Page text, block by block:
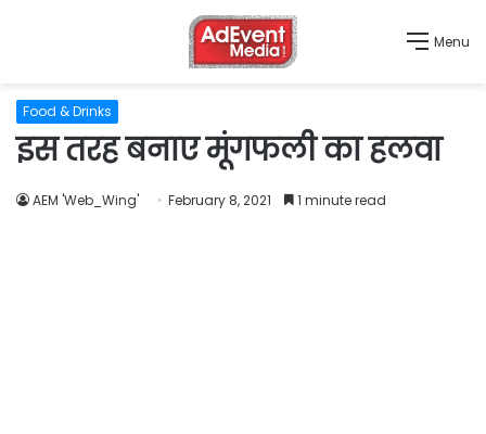
Menu
Food & Drinks
इस तरह बनाए मूंगफली का हलवा
AEM 'Web_Wing' February 8, 2021 1 minute read